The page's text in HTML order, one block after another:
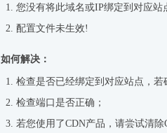
您没有将此域名或IP绑定到对应站
配置文件未生效!
如何解决：
检查是否已经绑定到对应站点，
检查端口是否正确；
若您使用了CDN产品，请尝试清除